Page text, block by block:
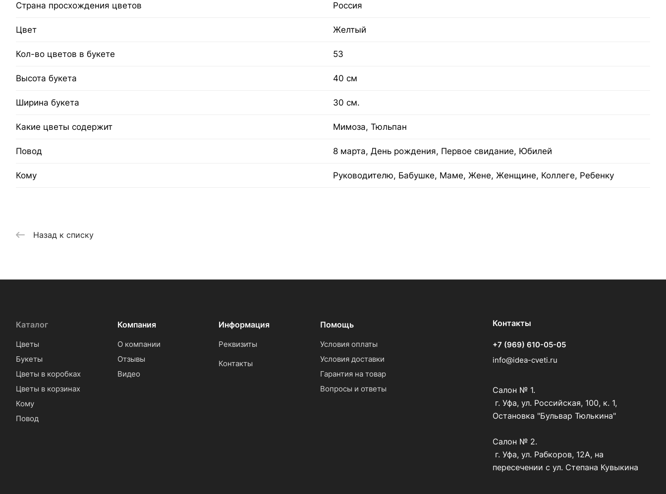
Страна просхождения цветов Россия
Цвет Желтый
Кол-во цветов в букете 53
Высота букета 40 см
Ширина букета 30 см.
Какие цветы содержит Мимоза, Тюльпан
Повод 8 марта, День рождения, Первое свидание, Юбилей
Кому Руководителю, Бабушке, Маме, Жене, Женщине, Коллеге, Ребенку
Назад к списку
Каталог
Цветы
Букеты
Цветы в коробках
Цветы в корзинах
Кому
Повод
Компания
О компании
Отзывы
Видео
Информация
Реквизиты
Контакты
Помощь
Условия оплаты
Условия доставки
Гарантия на товар
Вопросы и ответы
Контакты
+7 (969) 610-05-05
info@idea-cveti.ru
Салон № 1.
г. Уфа, ул. Российская, 100, к. 1,
Остановка "Бульвар Тюлькина"
Салон № 2.
г. Уфа, ул. Рабкоров, 12А, на
пересечении с ул. Степана Кувыкина